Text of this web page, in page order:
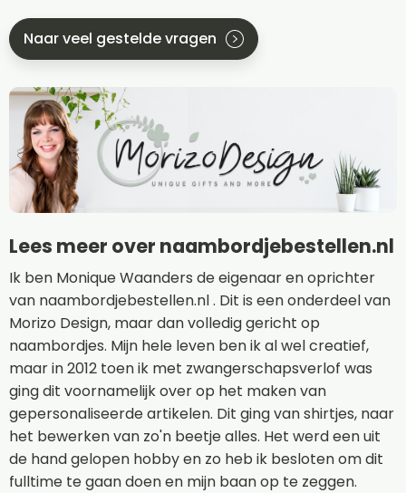
Naar veel gestelde vragen
Lees meer over naambordjebestellen.nl
Ik ben Monique Waanders de eigenaar en oprichter
van naambordjebestellen.nl . Dit is een onderdeel van
Morizo Design, maar dan volledig gericht op
naambordjes. Mijn hele leven ben ik al wel creatief,
maar in 2012 toen ik met zwangerschapsverlof was
ging dit voornamelijk over op het maken van
gepersonaliseerde artikelen. Dit ging van shirtjes, naar
het bewerken van zo'n beetje alles. Het werd een uit
de hand gelopen hobby en zo heb ik besloten om dit
fulltime te gaan doen en mijn baan op te zeggen.